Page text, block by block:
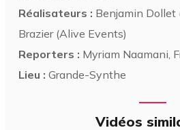
Réalisateurs : Benjamin Dollet
Brazier (Alive Events)
Reporters : Myriam Naamani,
Lieu : Grande-Synthe
Vidéos